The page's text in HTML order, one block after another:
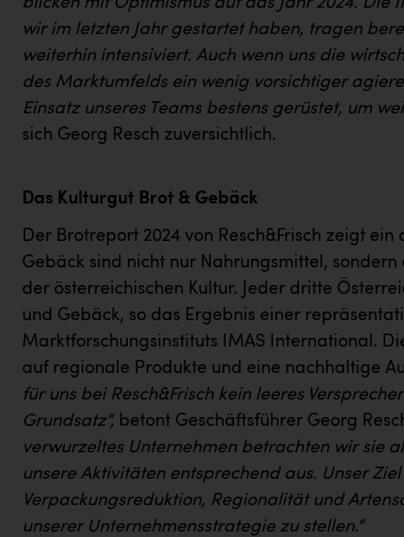
wir im letzten Jahr gestartet haben, tragen
weiterhin intensiviert. Auch wenn uns die
des Marktumfelds ein wenig vorsichtiger
Einsatz unseres Teams bestens gerüstet, um
sich Georg Resch zuversichtlich.
Das Kulturgut Brot & Gebäck
Der Brotreport 2024 von Resch&Frisch zeigt ein
Gebäck sind nicht nur Nahrungsmittel, sondern
der österreichischen Kultur. Jeder dritte
und Gebäck, so das Ergebnis einer
Marktforschungsinstituts IMAS International.
auf regionale Produkte und eine nachhaltige
für uns bei Resch&Frisch kein leeres
Grundsatz“, betont Geschäftsführer Georg
verwurzeltes Unternehmen betrachten wir sie
unsere Aktivitäten entsprechend aus. Unser
Verpackungsreduktion, Regionalität und
unserer Unternehmensstrategie zu stellen.“